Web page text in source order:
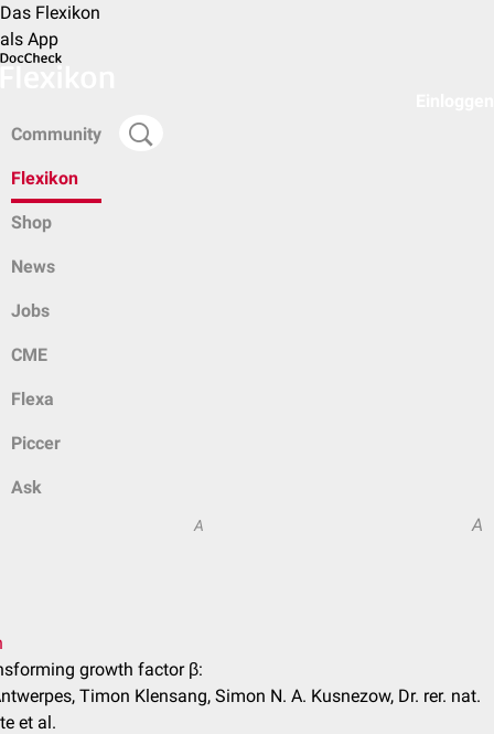
Das Flexikon
als App
Community
Flexikon
Shop
News
Jobs
CME
Flexa
Piccer
Ask
A A
growth factor β:
Timon Klensang, Simon N. A. Kusnezow, Dr. rer. nat.
et al.